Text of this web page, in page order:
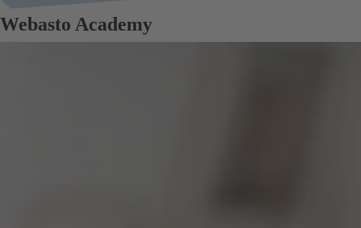
Webasto Academy